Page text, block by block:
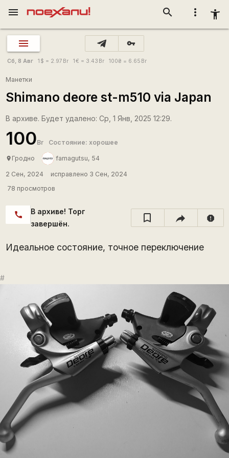
more_vert accessibility_new
search
menu
vpn_key
Сб, 8 Авг 1 $ = 2.97 Br 1€ = 3.43 Br 100₴ = 6.65 Br
Манетки
Shimano deore st-m510 via Japan
В архиве. Будет удалено: Ср, 1 Янв, 2025 12:29.
100Br Состояние: хорошее
place Гродно famagutsu, 54
2 Сен, 2024
исправлено 3 Сен, 2024
78 просмотров
call
В архиве! Торг
завершён.
report
Идеальное состояние, точное переключение
#